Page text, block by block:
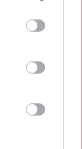
may click to
tags to
below Google
rég újra
baja van a
azt a
, de
kellenek,
lehet,h
egyéb